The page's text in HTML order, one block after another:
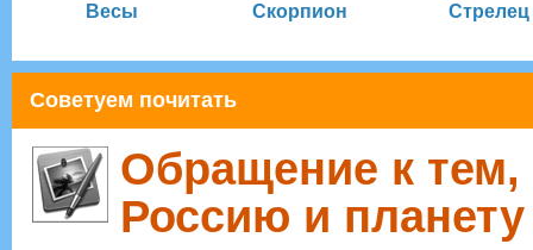
Весы Скорпион Стрелец
Советуем почитать
Обращение к тем,
Россию и